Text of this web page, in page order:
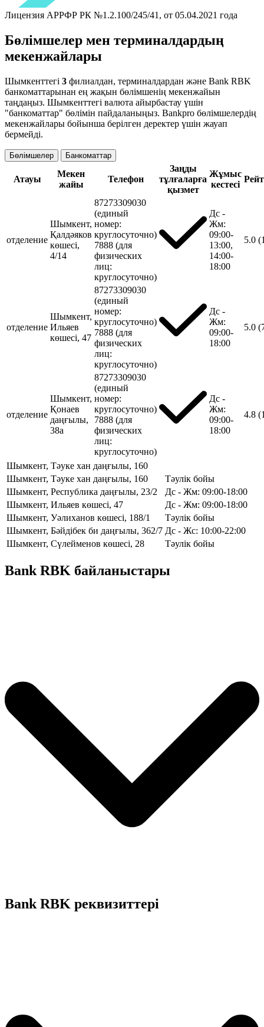
Лицензия АРРФР РК №1.2.100/245/41, от 05.04.2021 года
Бөлімшелер мен терминалдардың
мекенжайлары
Шымкенттегі 3 филиалдан, терминалдардан және Bank RBK
банкоматтарынан ең жақын бөлімшенің мекенжайын
таңдаңыз. Шымкенттегі валюта айырбастау үшін
"банкоматтар" бөлімін пайдаланыңыз. Bankpro бөлімшелердің
мекенжайлары бойынша берілген деректер үшін жауап
бермейді.
Бөлімшелер Банкоматтар
Атауы
Мекен
жайы
Телефон
Заңды
тұлғаларға
қызмет
Жұмыс
кестесі
отделение
Шымкент,
Қалдәяков
көшесі,
4/14
87273309030
(единый
номер:
круглосуточно)
7888 (для
физических
лиц:
круглосуточно)
Дс -
Жм:
09:00-
13:00,
14:00-
18:00
5.0
отделение
Шымкент,
Ильяев
көшесі, 47
87273309030
(единый
номер:
круглосуточно)
7888 (для
физических
лиц:
круглосуточно)
Дс -
Жм:
09:00-
18:00
5.0
отделение
Шымкент,
Қонаев
даңғылы,
38а
87273309030
(единый
номер:
круглосуточно)
7888 (для
физических
лиц:
круглосуточно)
Дс -
Жм:
09:00-
18:00
4.8
Шымкент, Тәуке хан даңғылы, 160
Шымкент, Тәуке хан даңғылы, 160
Тәулік бойы
Шымкент, Республика даңғылы, 23/2
Дс - Жм: 09:00-18:00
Шымкент, Ильяев көшесі, 47
Дс - Жм: 09:00-18:00
Шымкент, Уәлиханов көшесі, 188/1
Тәулік бойы
Шымкент, Бәйдібек би даңғылы, 362/7 Дс - Жс: 10:00-22:00
Шымкент, Сүлейменов көшесі, 28
Тәулік бойы
Bank RBK байланыстары
Bank RBK реквизиттері